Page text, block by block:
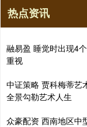
热点资讯
融易盈 睡觉时出现4
重视
中证策略 贾科梅蒂艺
全景勾勒艺术人生
众豪配资 西南地区中